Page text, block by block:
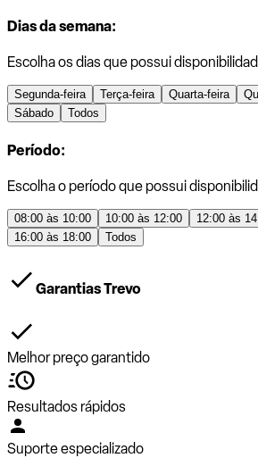
Dias da semana:
Escolha os dias que possui
Segunda-feira Terça-feira Quarta-feira
Sábado
Todos
Período:
Escolha o período que possui
08:00 às 10:00 10:00 às 12:00 12:00 às
16:00 às 18:00
Todos
Garantias Trevo
Melhor preço garantido
Resultados rápidos
Suporte especializado